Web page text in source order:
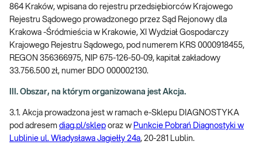
864 Kraków, wpisana do rejestru przedsiębiorców Krajowego
Rejestru Sądowego prowadzonego przez Sąd Rejonowy dla
Krakowa -Śródmieścia w Krakowie, XI Wydział Gospodarczy
Krajowego Rejestru Sądowego, pod numerem KRS 0000918455,
REGON 356366975, NIP 675-126-50-09, kapitał zakładowy
33.756.500 zł, numer BDO 000002130.
III. Obszar, na którym organizowana jest Akcja.
3.1. Akcja prowadzona jest w ramach e-Sklepu DIAGNOSTYKA
pod adresem diag.pl/sklep oraz w Punkcie Pobrań Diagnostyki w
Lublinie ul. Władysława Jagiełły 24a, 20-281 Lublin.